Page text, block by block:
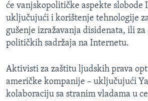
ŽENSKA STRANA
IZBJEGLIČKA STRANA
MAGAZIN
O GLASU AMERIKE
Learning English
će vanjskopolitičke aspekte slobode
uključujući i korištenje tehnologije
gušenje izražavanja disidenata, ili za
političkih sadržaja na Internetu.
Aktivisti za zaštitu ljudskih prava
američke kompanije – uključujući
kolaboraciju sa stranim vladama u